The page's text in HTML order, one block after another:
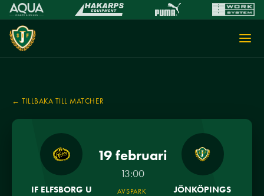
← TILLBAKA TILL MATCHER
IF ELFSBORG U
19 februari
13:00
AVSPARK
JÖNKÖPINGS